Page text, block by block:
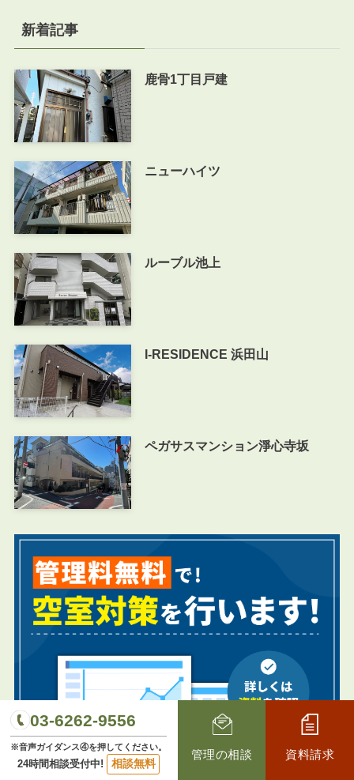
新着記事
鹿骨1丁目戸建
ニューハイツ
ルーブル池上
I-RESIDENCE 浜田山
ペガサスマンション淨心寺坂
03-6262-9556
※音声ガイダンス④を押してください。
24時間相談受付中! 相談無料
管理の相談 資料請求